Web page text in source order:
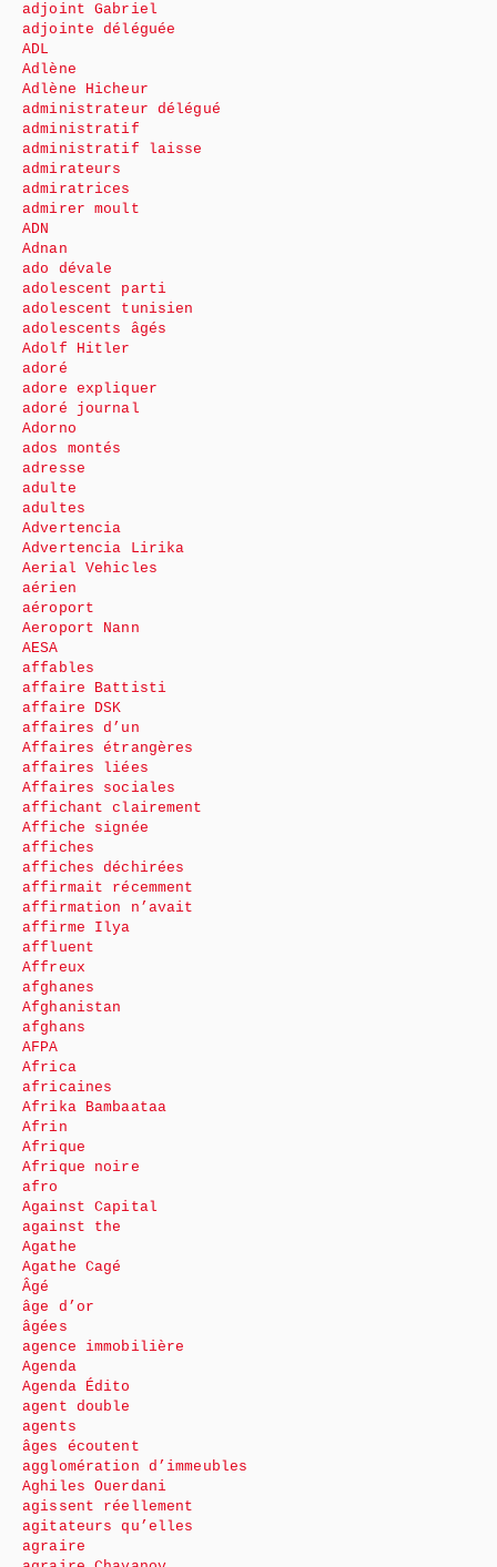
adjoint Gabriel
adjointe déléguée
ADL
Adlène
Adlène Hicheur
administrateur délégué
administratif
administratif laisse
admirateurs
admiratrices
admirer moult
ADN
Adnan
ado dévale
adolescent parti
adolescent tunisien
adolescents âgés
Adolf Hitler
adoré
adore expliquer
adoré journal
Adorno
ados montés
adresse
adulte
adultes
Advertencia
Advertencia Lirika
Aerial Vehicles
aérien
aéroport
Aeroport Nann
AESA
affables
affaire Battisti
affaire DSK
affaires d’un
Affaires étrangères
affaires liées
Affaires sociales
affichant clairement
Affiche signée
affiches
affiches déchirées
affirmait récemment
affirmation n’avait
affirme Ilya
affluent
Affreux
afghanes
Afghanistan
afghans
AFPA
Africa
africaines
Afrika Bambaataa
Afrin
Afrique
Afrique noire
afro
Against Capital
against the
Agathe
Agathe Cagé
Âgé
âge d’or
âgées
agence immobilière
Agenda
Agenda Édito
agent double
agents
âges écoutent
agglomération d’immeubles
Aghiles Ouerdani
agissent réellement
agitateurs qu’elles
agraire